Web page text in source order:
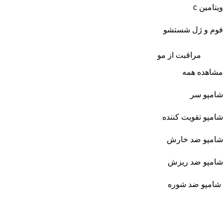
ویتامین c
فوم و ژل شستشو
مراقبت از مو
مشاهده همه
شامپو سر
شامپو تقویت کننده
شامپو ضد خارش
شامپو ضد ریزش
شامپو ضد شوره